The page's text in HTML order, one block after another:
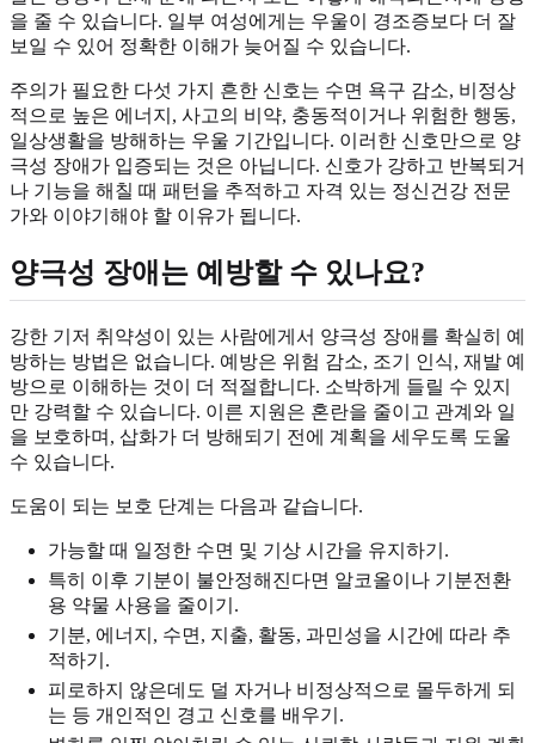
을 줄 수 있습니다. 일부 여성에게는 우울이 경조증보다 더 잘
보일 수 있어 정확한 이해가 늦어질 수 있습니다.
주의가 필요한 다섯 가지 흔한 신호는 수면 욕구 감소, 비정상
적으로 높은 에너지, 사고의 비약, 충동적이거나 위험한 행동,
일상생활을 방해하는 우울 기간입니다. 이러한 신호만으로 양
극성 장애가 입증되는 것은 아닙니다. 신호가 강하고 반복되거
나 기능을 해칠 때 패턴을 추적하고 자격 있는 정신건강 전문
가와 이야기해야 할 이유가 됩니다.
양극성 장애는 예방할 수 있나요?
강한 기저 취약성이 있는 사람에게서 양극성 장애를 확실히 예
방하는 방법은 없습니다. 예방은 위험 감소, 조기 인식, 재발 예
방으로 이해하는 것이 더 적절합니다. 소박하게 들릴 수 있지
만 강력할 수 있습니다. 이른 지원은 혼란을 줄이고 관계와 일
을 보호하며, 삽화가 더 방해되기 전에 계획을 세우도록 도울
수 있습니다.
도움이 되는 보호 단계는 다음과 같습니다.
가능할 때 일정한 수면 및 기상 시간을 유지하기.
특히 이후 기분이 불안정해진다면 알코올이나 기분전환
용 약물 사용을 줄이기.
기분, 에너지, 수면, 지출, 활동, 과민성을 시간에 따라 추
적하기.
피로하지 않은데도 덜 자거나 비정상적으로 몰두하게 되
는 등 개인적인 경고 신호를 배우기.